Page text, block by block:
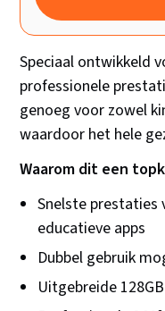
Speciaal ontwikkeld
professionele
genoeg voor zowel
waardoor het hele
Waarom dit een
Snelste prestaties
educatieve apps
Dubbel gebruik
Uitgebreide